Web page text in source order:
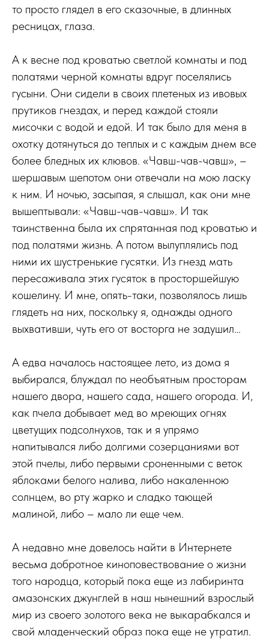
то просто глядел в его сказочные, в длинных
ресницах, глаза.
А к весне под кроватью светлой комнаты и под
полатями черной комнаты вдруг поселялись
гусыни. Они сидели в своих плетеных из ивовых
прутиков гнездах, и перед каждой стояли
мисочки с водой и едой. И так было для меня в
охотку дотянуться до теплых и с каждым днем все
более бледных их клювов. «Чавш-чав-чавш», –
шершавым шепотом они отвечали на мою ласку
к ним. И ночью, засыпая, я слышал, как они мне
вышептывали: «Чавш-чав-чавш». И так
таинственна была их спрятанная под кроватью и
под полатями жизнь. А потом вылуплялись под
ними их шустренькие гусятки. Из гнезд мать
пересаживала этих гусяток в просторшейшую
кошелину. И мне, опять-таки, позволялось лишь
глядеть на них, поскольку я, однажды одного
выхвативши, чуть его от восторга не задушил…
А едва началось настоящее лето, из дома я
выбирался, блуждал по необъятным просторам
нашего двора, нашего сада, нашего огорода. И,
как пчела добывает мед во мреющих огнях
цветущих подсолнухов, так и я упрямо
напитывался либо долгими созерцаниями вот
этой пчелы, либо первыми сроненными с веток
яблоками белого налива, либо накаленною
солнцем, во рту жарко и сладко тающей
малиной, либо – мало ли еще чем.
А недавно мне довелось найти в Интернете
весьма добротное киноповествование о жизни
того народца, который пока еще из лабиринта
амазонских джунглей в наш нынешний взрослый
мир из своего золотого века не выкарабкался и
свой младенческий образ пока еще не утратил.